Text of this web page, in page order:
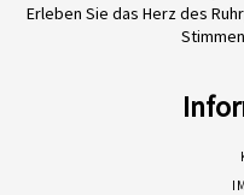
Erleben Sie das Herz des